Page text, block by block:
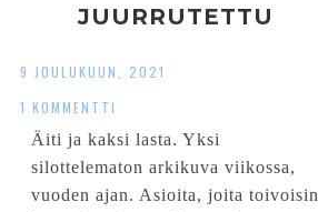
JUURRUTETTU
9 JOULUKUUN, 2021
1 KOMMENTTI
Äiti ja kaksi lasta. Yksi
silottelematon arkikuva viikossa,
vuoden ajan. Asioita, joita toivoisin